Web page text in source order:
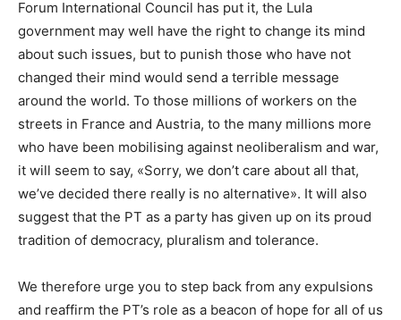
Forum International Council has put it, the Lula
government may well have the right to change its mind
about such issues, but to punish those who have not
changed their mind would send a terrible message
around the world. To those millions of workers on the
streets in France and Austria, to the many millions more
who have been mobilising against neoliberalism and war,
it will seem to say, «Sorry, we don’t care about all that,
we’ve decided there really is no alternative». It will also
suggest that the PT as a party has given up on its proud
tradition of democracy, pluralism and tolerance.
We therefore urge you to step back from any expulsions
and reaffirm the PT’s role as a beacon of hope for all of us